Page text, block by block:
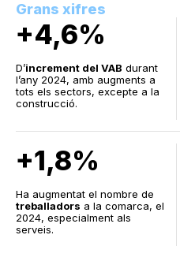
Grans xifres
+4,6%
D’increment del VAB durant
l’any 2024, amb augments a
tots els sectors, excepte a la
construcció.
+1,8%
Ha augmentat el nombre de
treballadors a la comarca, el
2024, especialment als
serveis.